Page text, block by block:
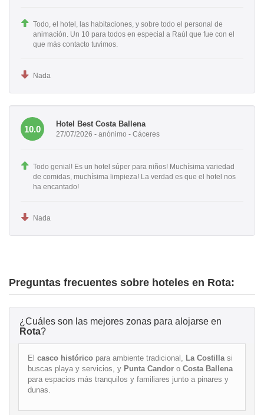
Todo, el hotel, las habitaciones, y sobre todo el personal de
animación. Un 10 para todos en especial a Raúl que fue con el
que más contacto tuvimos.
Nada
10.0
Hotel Best Costa Ballena
27/07/2026 - anónimo - Cáceres
Todo genial! Es un hotel súper para niños! Muchísima variedad
de comidas, muchísima limpieza! La verdad es que el hotel nos
ha encantado!
Nada
Preguntas frecuentes sobre hoteles en Rota:
¿Cuáles son las mejores zonas para alojarse en
Rota?
El casco histórico para ambiente tradicional, La Costillasi
buscas playa y servicios, y Punta Candor o Costa Ballena
para espacios más tranquilos y familiares junto a pinares y
dunas.